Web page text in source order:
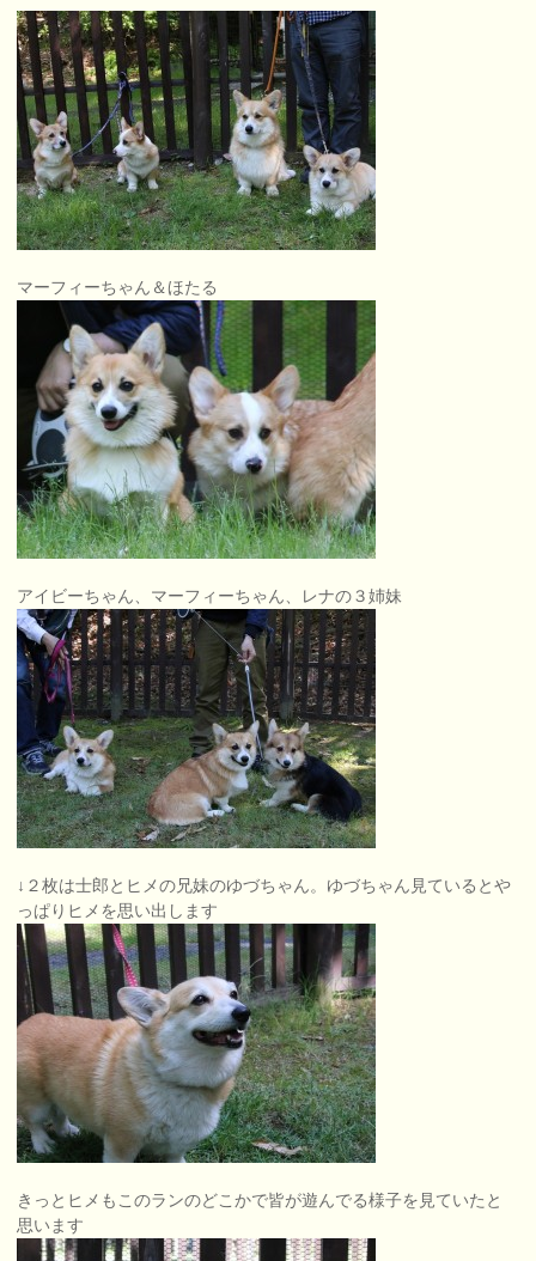
マーフィーちゃん＆ほたる
アイビーちゃん、マーフィーちゃん、レナの３姉妹
↓２枚は士郎とヒメの兄妹のゆづちゃん。ゆづちゃん見ているとや
っぱりヒメを思い出します
きっとヒメもこのランのどこかで皆が遊んでる様子を見ていたと
思います